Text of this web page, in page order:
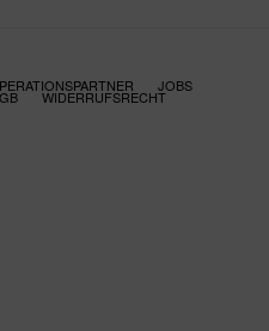
JOBS
WIDERRUFSRECHT